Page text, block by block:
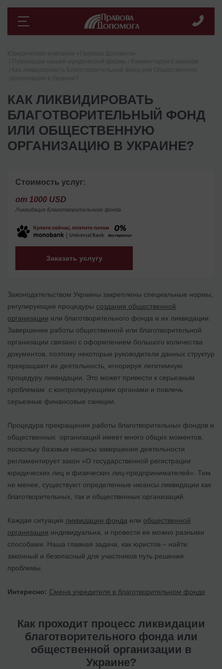
КАК ЛИКВИДИРОВАТЬ
БЛАГОТВОРИТЕЛЬНЫЙ ФОНД
ИЛИ ОБЩЕСТВЕННУЮ
ОРГАНИЗАЦИЮ В УКРАИНЕ?
Стоимость услуг:
от 1000 USD
Ликвидация Благотворительного фонда
Заказать услугу
Законодательством Украины закреплены специальные нормы,
регулирующие процедуры создания общественной
организации или благотворительного фонда и их ликвидации.
Завершение работы общественной или благотворительной
организации связано с оформлением большого количества
документов, поэтому некоторые руководители данных структур
прекращают их деятельность, игнорируя легитимную
процедуру ликвидации. Это может привести к серьезным
проблемам с контролирующими органами и повлечь
серьезные финансовые санкции.
Процедура прекращения работы благотворительных фондов и
общественных организаций имеет много общих моментов,
поскольку базовые нюансы завершения деятельности
регламентирует закон «О государственной регистрации
юридических лиц и физических лиц-предпринимателей». Тем
не менее, существуют определенные нюансы ликвидации как
благотворительных, так и общественных организаций.
Каждая ситуация ликвидации фонда или общественной
организации индивидуальна, и провести ее можно разными
способами. Наша главная задача, как юристов – найти
законный и безопасный для участников путь решения
проблемы.
Интересно: Смена учредителя в благотворительном фонде
Как проходит процесс ликвидации
благотворительного фонда или
общественной организации в
Украине?